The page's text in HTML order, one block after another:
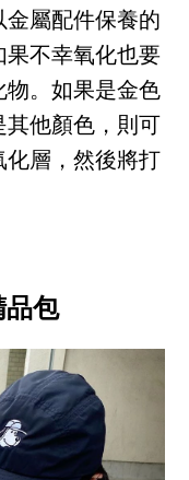
屬配件保養的
果不幸氧化也要
物。如果是金色
他顏色，則可
層，然後將打
品包